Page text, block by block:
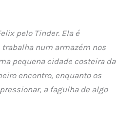
pelo Tinder. Ela é
num armazém nos
pequena cidade costeira da
encontro, enquanto os
a fagulha de algo